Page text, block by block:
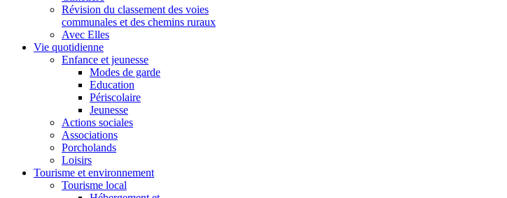
Révision du classement des voies
communales et des chemins ruraux
Avec Elles
Vie quotidienne
Enfance et jeunesse
Modes de garde
Education
Périscolaire
Jeunesse
Actions sociales
Associations
Porcholands
Loisirs
Tourisme et environnement
Tourisme local